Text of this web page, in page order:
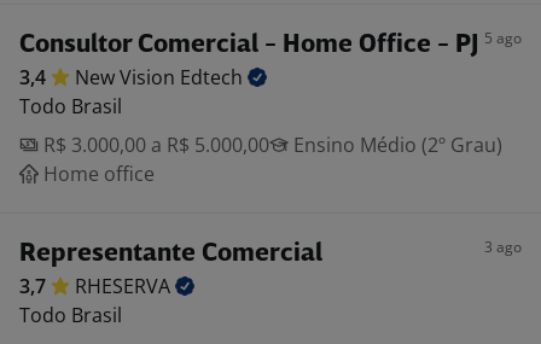
Consultor Comercial - Home Office - PJ 5 ago
3,4 New Vision Edtech
Todo Brasil
R$ 3.000,00 a R$ 5.000,00
Ensino Médio (2º Grau)
Home office
Representante Comercial 3 ago
3,7
RHESERVA
Todo Brasil